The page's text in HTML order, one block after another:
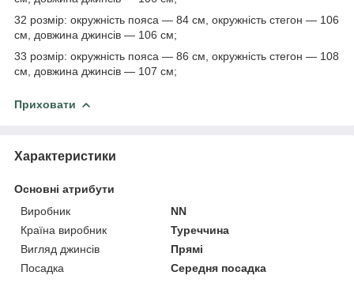
32 розмір: окружність пояса — 84 см, окружність стегон — 106
см, довжина джинсів — 106 см;
33 розмір: окружність пояса — 86 см, окружність стегон — 108
см, довжина джинсів — 107 см;
Приховати
Характеристики
Основні атрибути
Виробник
NN
Країна виробник
Туреччина
Вигляд джинсів
Прямі
Посадка
Середня посадка